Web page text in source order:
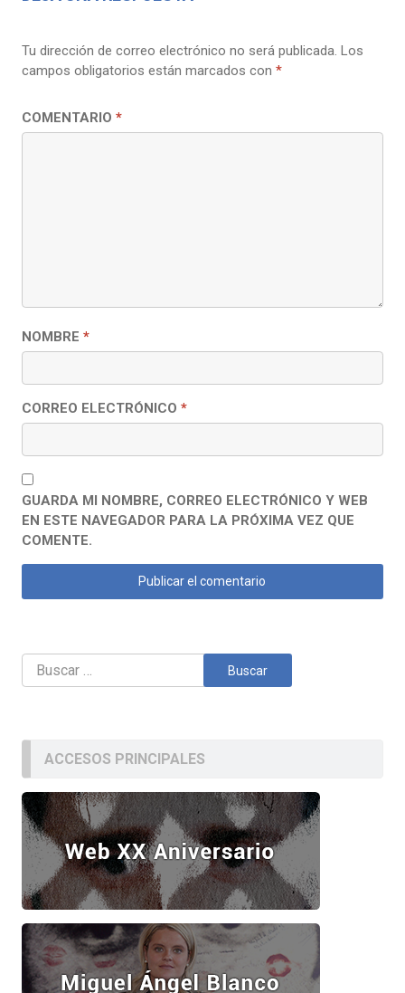
Tu dirección de correo electrónico no será publicada. Los
campos obligatorios están marcados con *
COMENTARIO *
NOMBRE *
CORREO ELECTRÓNICO *
GUARDA MI NOMBRE, CORREO ELECTRÓNICO Y WEB
EN ESTE NAVEGADOR PARA LA PRÓXIMA VEZ QUE
COMENTE.
Buscar:
ACCESOS PRINCIPALES